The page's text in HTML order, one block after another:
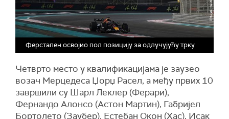
Ферстапен освојио пол позицију за одлучујућу трку
Четврто место у квалификацијама је заузео
возач Мерцедеса Џорџ Расел, а међу првих 10
завршили су Шарл Леклер (Ферари),
Фернандо Алонсо (Астон Мартин), Габријел
Бортолето (Заубер), Естебан Окон (Хас), Исак